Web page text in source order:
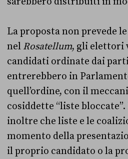
La proposta non prevede
nel Rosatellum, gli elettori
candidati ordinate dai
entrerebbero in
quell’ordine, con il
cosiddette “liste
inoltre che liste e le
momento della
il proprio candidato o la